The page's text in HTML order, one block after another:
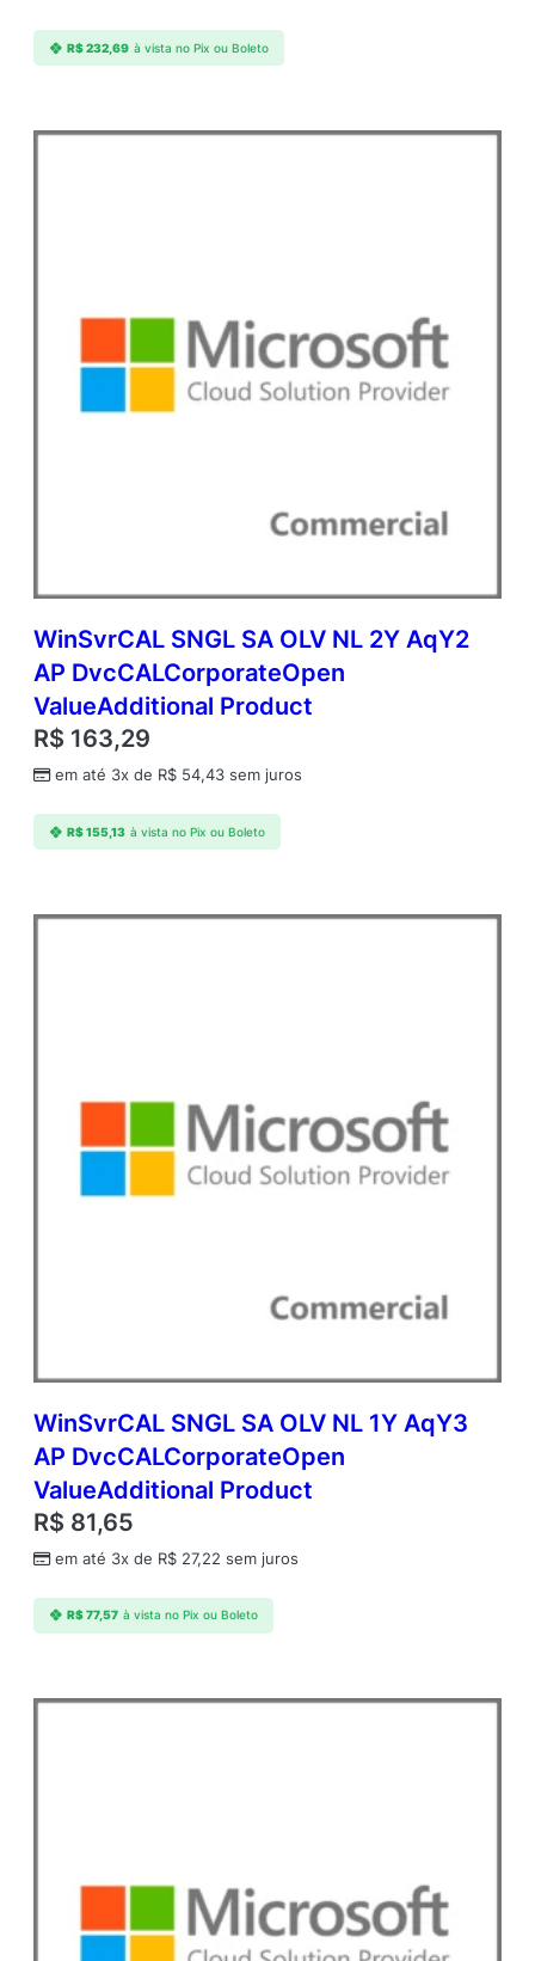
i
d
R$232,69 à vista no Pix ou Boleto
WinSvrCAL SNGL SA OLV NL 2Y AqY2
AP DvcCALCorporateOpen
ValueAdditional Product
R$ 163,29
em até 3x de R$ 54,43 sem juros
R$155,13 à vista no Pix ou Boleto
WinSvrCAL SNGL SA OLV NL 1Y AqY3
AP DvcCALCorporateOpen
ValueAdditional Product
R$ 81,65
em até 3x de R$ 27,22 sem juros
R$77,57 à vista no Pix ou Boleto